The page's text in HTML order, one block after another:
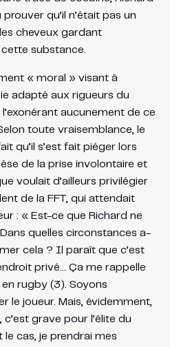
qu’il n’était pas un
cheveux gardant
substance.
« moral » visant à
adapté aux rigueurs du
aucunement de ce
toute vraisemblance, le
qu’il s’est fait piéger lors
de la prise involontaire et
voulait d’ailleurs privilégier
de la FFT, qui attendait
: « Est-ce que Richard ne
quelles circonstances a-
cela ? Il paraît que c’est
privé… Ça me rappelle
en rugby (3). Soyons
le joueur. Mais, évidemment,
c’est grave pour l’élite du
le cas, je prendrai mes